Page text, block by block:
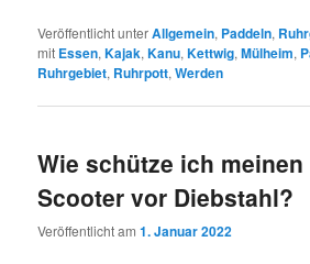
Veröffentlicht unterAllgemein, Paddeln,
mit Essen,Kajak,Kanu,Kettwig,Mülheim,
Ruhrgebiet, Ruhrpott,Werden
Wie schütze ich meinen
Scooter vor Diebstahl?
Veröffentlicht am1. Januar 2022